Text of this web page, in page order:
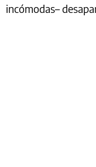
incómodas–